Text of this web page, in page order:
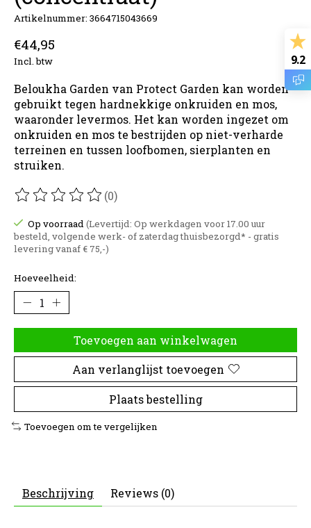
Artikelnummer: 3664715043669
€44,95
Incl. btw
Beloukha Garden van Protect Garden kan worden
gebruikt tegen hardnekkige onkruiden en mos,
waaronder levermos. Het kan worden ingezet om
onkruiden en mos te bestrijden op niet-verharde
terreinen en tussen loofbomen, sierplanten en
struiken.
De beoordeling van dit product is
(0)
Op voorraad (Levertijd: Op werkdagen voor 17.00 uur
besteld, volgende werk- of zaterdag thuisbezorgd* - gratis
levering vanaf € 75,-)
Hoeveelheid:
Toevoegen aan winkelwagen
Aan verlanglijst toevoegen
Plaats bestelling
Toevoegen om te vergelijken
Beschrijving Reviews (0)
9.2